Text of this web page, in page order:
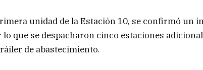
unidad de la Estación 10, se confirmó un
que se despacharon cinco estaciones
de abastecimiento.